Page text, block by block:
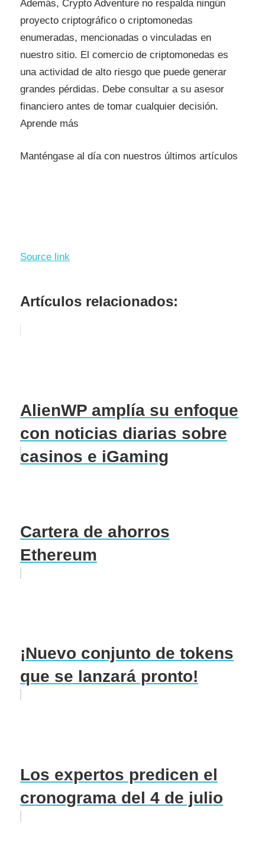
Además, Crypto Adventure no respalda ningún
proyecto criptográfico o criptomonedas
enumeradas, mencionadas o vinculadas en
nuestro sitio. El comercio de criptomonedas es
una actividad de alto riesgo que puede generar
grandes pérdidas. Debe consultar a su asesor
financiero antes de tomar cualquier decisión.
Aprende más
Manténgase al día con nuestros últimos artículos
Source link
Artículos relacionados:
AlienWP amplía su enfoque
con noticias diarias sobre
casinos e iGaming
Cartera de ahorros
Ethereum
¡Nuevo conjunto de tokens
que se lanzará pronto!
Los expertos predicen el
cronograma del 4 de julio